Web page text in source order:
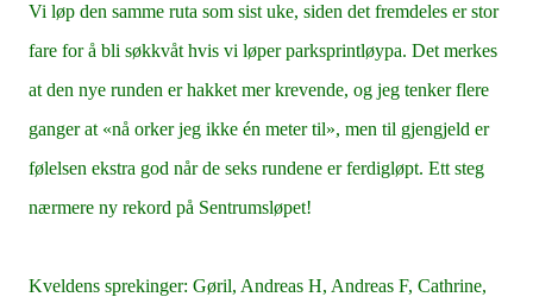
Vi løp den samme ruta som sist uke, siden det fremdeles er stor
fare for å bli søkkvåt hvis vi løper parksprintløypa. Det merkes
at den nye runden er hakket mer krevende, og jeg tenker flere
ganger at «nå orker jeg ikke én meter til», men til gjengjeld er
følelsen ekstra god når de seks rundene er ferdigløpt. Ett steg
nærmere ny rekord på Sentrumsløpet!
Kveldens sprekinger: Gøril, Andreas H, Andreas F, Cathrine,